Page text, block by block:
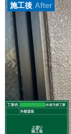
施工後 After